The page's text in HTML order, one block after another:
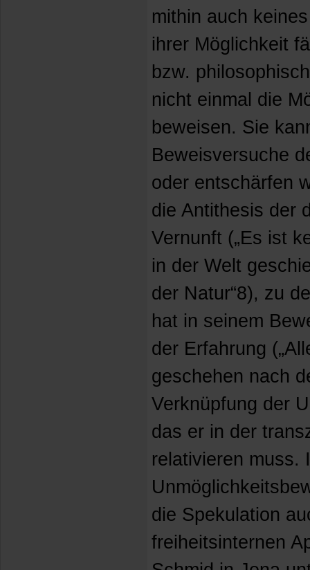
mithin auch
ihrer Möglichkeit
bzw.
nicht einmal die
beweisen. Sie
Beweisversuche
oder entschärfen
die Antithesis der
Vernunft („Es ist
in der Welt
der Natur“8), zu
hat in seinem
der Erfahrung
geschehen nach
Verknüpfung der
das er in der
relativieren muss.
die Spekulation
freiheitsinternen